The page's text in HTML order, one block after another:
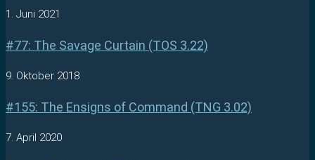
1. Juni 2021
#77: The Savage Curtain (TOS 3.22)
9. Oktober 2018
#155: The Ensigns of Command (TNG 3.02)
7. April 2020